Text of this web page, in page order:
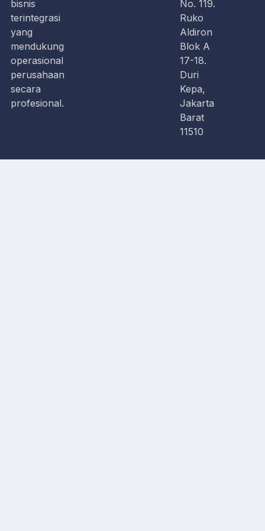
No. 119.
Ruko
Aldiron
Blok A
17-18.
Duri
Kepa,
Jakarta
Barat
11510
bisnis
terintegrasi
yang
mendukung
operasional
perusahaan
secara
profesional.